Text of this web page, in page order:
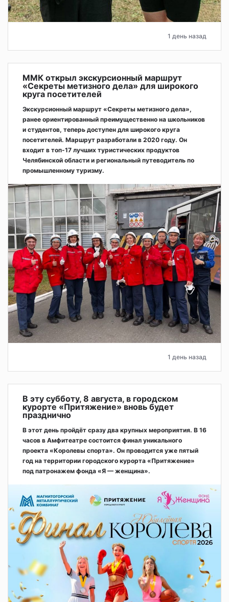
1 день назад
ММК открыл экскурсионный маршрут
«Секреты метизного дела» для широкого
круга посетителей
Экскурсионный маршрут «Секреты метизного дела»,
ранее ориентированный преимущественно на школьников
и студентов, теперь доступен для широкого круга
посетителей. Маршрут разработали в 2020 году. Он
входит в топ-17 лучших туристических продуктов
Челябинской области и региональный путеводитель по
промышленному туризму.
1 день назад
В эту субботу, 8 августа, в городском
курорте «Притяжение» вновь будет
празднично
В этот день пройдёт сразу два крупных мероприятия. В 16
часов в Амфитеатре состоится финал уникального
проекта «Королевы спорта». Он проводится уже пятый
год на территории городского курорта «Притяжение»
под патронажем фонда «Я — женщина».